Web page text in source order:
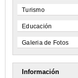
Turismo
Educación
Galeria de Fotos
Información